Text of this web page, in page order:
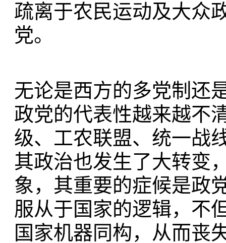
疏离于农民运动及大众
党。
无论是西方的多党制还
政党的代表性越来越不
级、工农联盟、统一战
其政治也发生了大转变
象，其重要的症候是政
服从于国家的逻辑，不
国家机器同构，从而丧